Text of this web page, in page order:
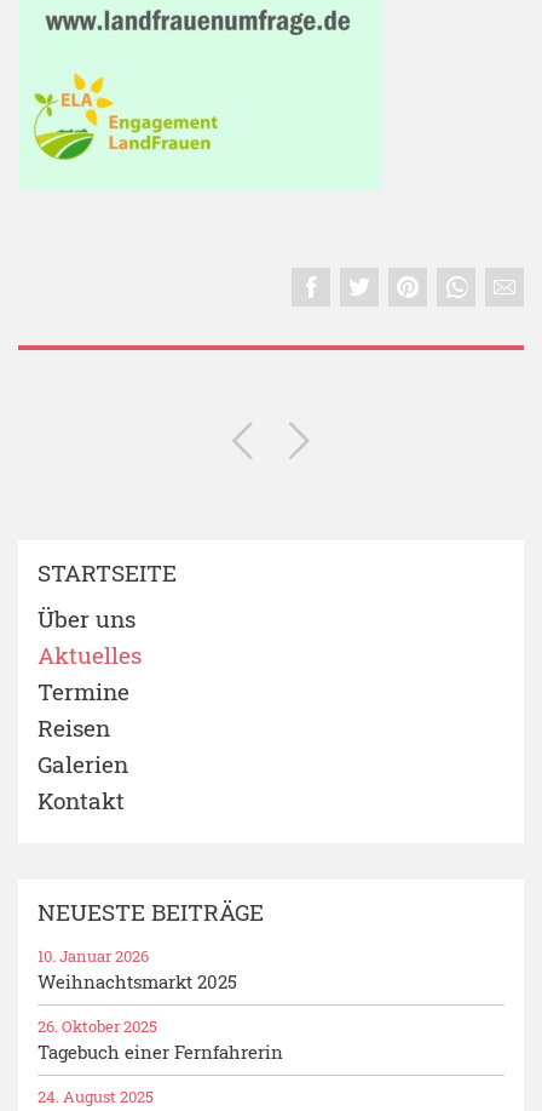
STARTSEITE
Über uns
Aktuelles
Termine
Reisen
Galerien
Kontakt
NEUESTE BEITRÄGE
Weihnachtsmarkt 2025
10. Januar 2026
Tagebuch einer Fernfahrerin
26. Oktober 2025
24. August 2025